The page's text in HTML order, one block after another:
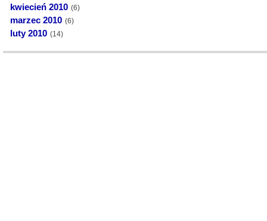
kwiecień 2010 (6)
marzec 2010 (6)
luty 2010 (14)